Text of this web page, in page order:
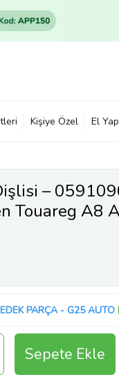
Kişiye Özel El
–
Touareg A8
Uyumlu
PARÇA - G25 AUTO
Sepete Ekle